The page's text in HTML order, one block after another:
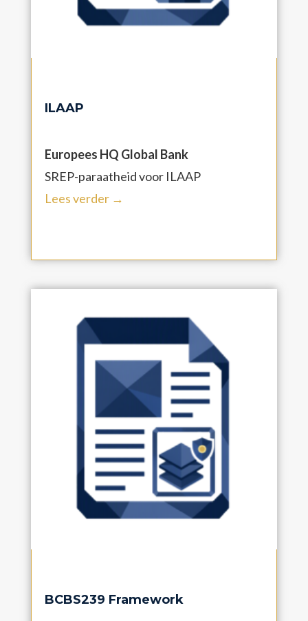
ILAAP
Europees HQ Global Bank
SREP-paraatheid voor ILAAP
Lees verder →
BCBS239 Framework